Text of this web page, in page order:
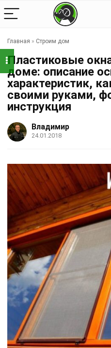
Главная » Строим дом
Пластиковые
доме: описание
характеристик,
своими руками,
инструкция
Владимир
24.01.2018